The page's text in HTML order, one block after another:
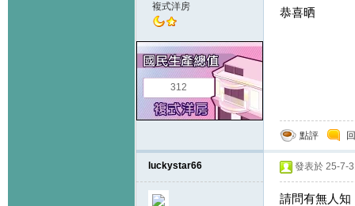
複式洋房
312
恭喜晒
點評
luckystar66 發表於 25-7-
請問有無人知